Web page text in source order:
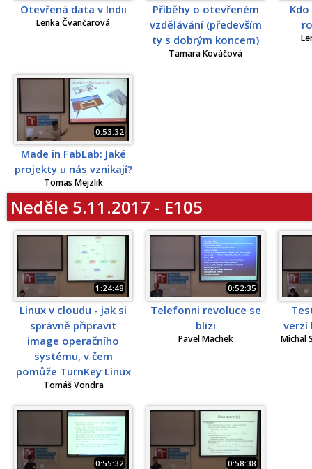
Otevřená data v Indii
Lenka Čvančarová
Příběhy o otevřeném
vzdělávání (především
ty s dobrým koncem)
Tamara Kováčová
0:53:32
Made in FabLab: Jaké
projekty u nás vznikají?
Tomas Mejzlik
Neděle 5.11.2017 - E105
1:24:48
Linux v cloudu - jak si
správně připravit
image operačního
systému, v čem
pomůže TurnKey Linux
Tomáš Vondra
0:52:35
Telefonni revoluce se
blizi
Pavel Machek
verzí
Michal
0:55:32 0:58:38